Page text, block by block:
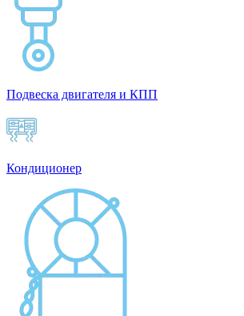
Подвеска двигателя и КПП
Кондиционер